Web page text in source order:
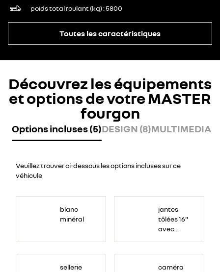
poids total roulant (kg) 5800
Toutes les caractéristiques
Découvrez les équipements
et options de votre MASTER
fourgon
Options incluses (5)DESIGN (8)MULTIMEDIA
Veuillez trouver ci-dessous les options incluses sur ce
véhicule
blanc
minéral
jantes
tôlées 16"
avec
sellerie
caméra